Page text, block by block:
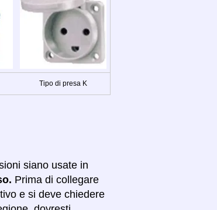
Tipo di presa K
siano usate in
Prima di collegare
e si deve chiedere